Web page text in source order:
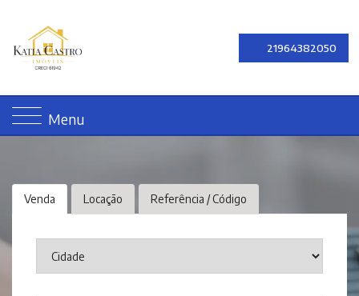
21964382050
Menu
Venda Locação Referência / Código